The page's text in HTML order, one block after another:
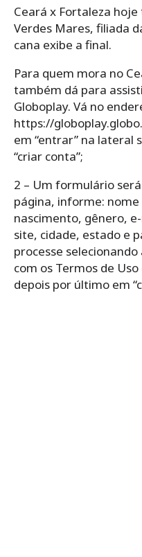
Ceará x Fortaleza
Verdes Mares, filiada
cana exibe a final.
Para quem mora no
também dá para
Globoplay. Vá no
https://
em “entrar” na lateral
“criar conta”;
2 – Um formulário
página, informe:
nascimento, gênero,
site, cidade, estado e
processe selecionando
com os Termos de
depois por último em